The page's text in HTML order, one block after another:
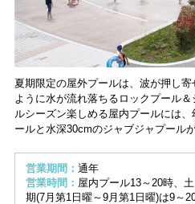
夏期限定の屋外プールは、波が押し
ように水が流れ落ちるロックプール
ルシーズン楽しめる屋内プールには
ールと水深30cmのジャブジャプールが
営業期間： 通年
営業時間： 屋内プール13～20時、
期(7月第1日曜～9月第1日曜)は9～